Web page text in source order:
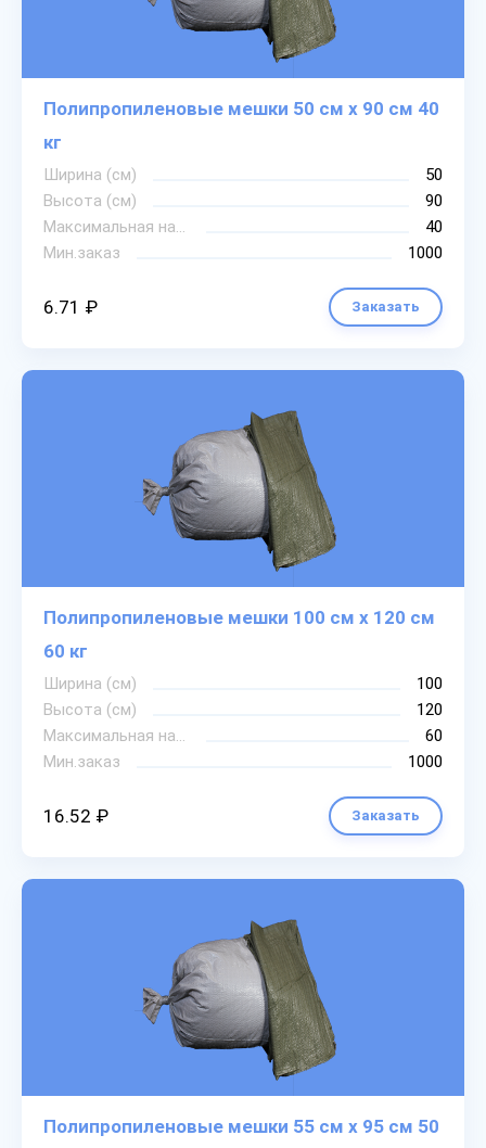
Полипропиленовые мешки 50 см х 90 см 40
кг
Ширина (см)
50
Высота (см)
90
Максимальная нагрузка
40
Мин.заказ
1000
6.71 ₽ Заказать
Полипропиленовые мешки 100 см х 120 см
60 кг
Ширина (см)
100
Высота (см)
120
Максимальная нагрузка
60
Мин.заказ
1000
16.52 ₽ Заказать
Полипропиленовые мешки 55 см х 95 см 50